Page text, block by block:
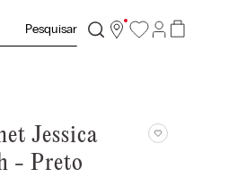
Jessica
- Preto